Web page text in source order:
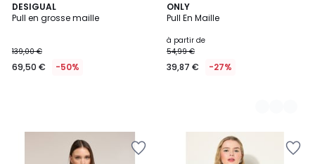
DESIGUAL
Pull en grosse maille
139,00 €
69,50 € -50%
ONLY
Pull En Maille
à partir de
54,99 €
39,87 € -27%
2
Couleurs